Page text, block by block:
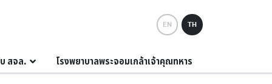
EN TH
สจล. โรงพยาบาลพระจอมเกล้าเจ้าคุณทหาร